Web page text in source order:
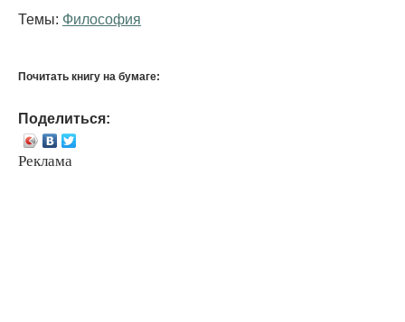
Темы: Философия
Почитать книгу на бумаге:
Поделиться:
Реклама